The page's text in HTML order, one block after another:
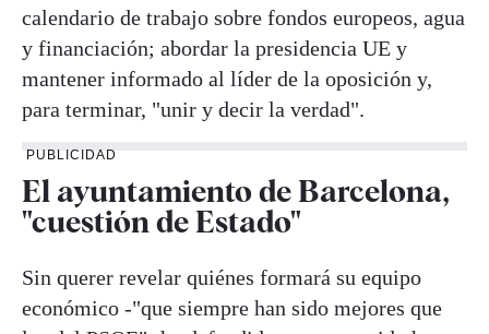
calendario de trabajo sobre fondos europeos, agua
y financiación; abordar la presidencia UE y
mantener informado al líder de la oposición y,
para terminar, "unir y decir la verdad".
PUBLICIDAD
El ayuntamiento de Barcelona,
"cuestión de Estado"
Sin querer revelar quiénes formará su equipo
económico -"que siempre han sido mejores que